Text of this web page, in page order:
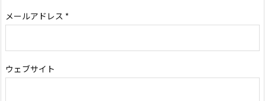
メールアドレス *
ウェブサイト